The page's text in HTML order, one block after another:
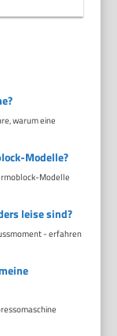
warum eine
Modelle?
Modelle
leise sind?
- erfahren